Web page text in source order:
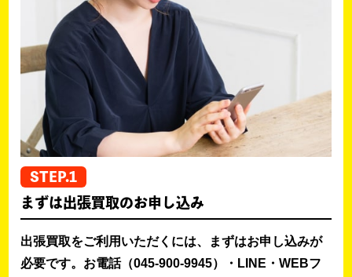
STEP.1
まずは出張買取のお申し込み
出張買取をご利用いただくには、まずはお申し込みが
必要です。お電話（045-900-9945）・LINE・WEBフ